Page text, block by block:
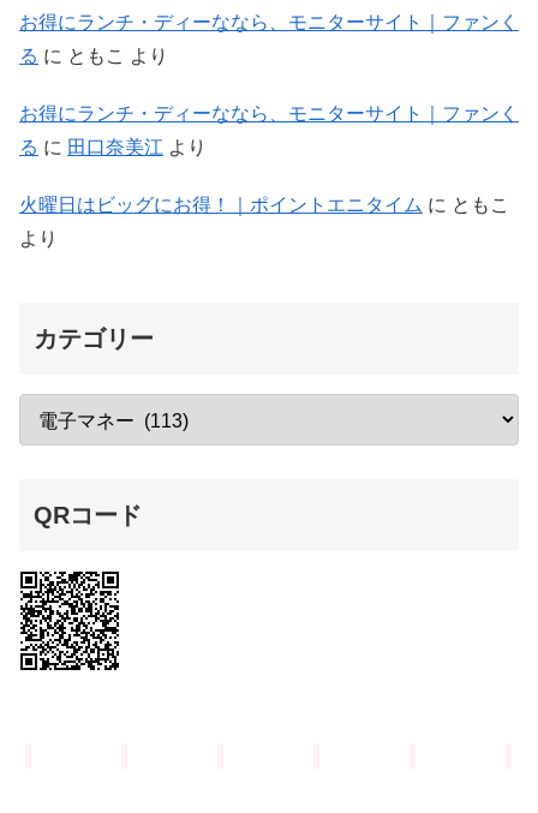
お得にランチ・ディーななら、モニターサイト｜ファンく
る に ともこ より
お得にランチ・ディーななら、モニターサイト｜ファンく
る に 田口奈美江 より
火曜日はビッグにお得！｜ポイントエニタイム に ともこ
より
カテゴリー
QRコード